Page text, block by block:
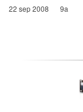
22 sep 2008
9a